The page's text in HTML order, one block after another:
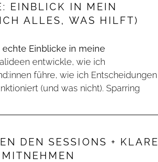
EINBLICK IN MEIN
ALLES, WAS HILFT)
echte Einblicke in meine
entwickle, wie ich
führe, wie ich Entscheidungen
(und was nicht). Sparring
DEN SESSIONS + KLARE